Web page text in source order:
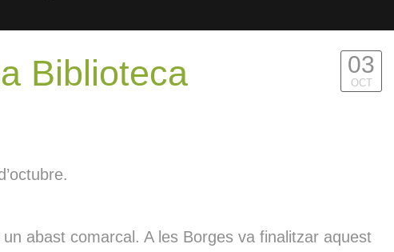
Biblioteca
03
OCT
abast comarcal. A les Borges va finalitzar aquest